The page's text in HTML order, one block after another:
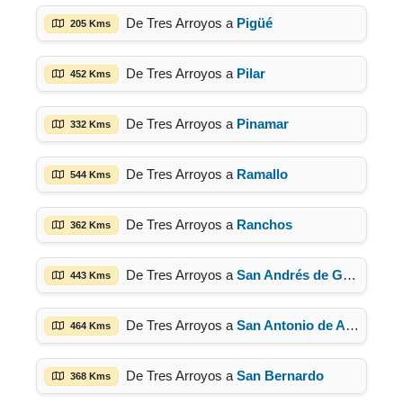
205 Kms De Tres Arroyos a Pigüé
452 Kms De Tres Arroyos a Pilar
332 Kms De Tres Arroyos a Pinamar
544 Kms De Tres Arroyos a Ramallo
362 Kms De Tres Arroyos a Ranchos
443 Kms De Tres Arroyos a San Andrés de Giles
464 Kms De Tres Arroyos a San Antonio de Areco
368 Kms De Tres Arroyos a San Bernardo